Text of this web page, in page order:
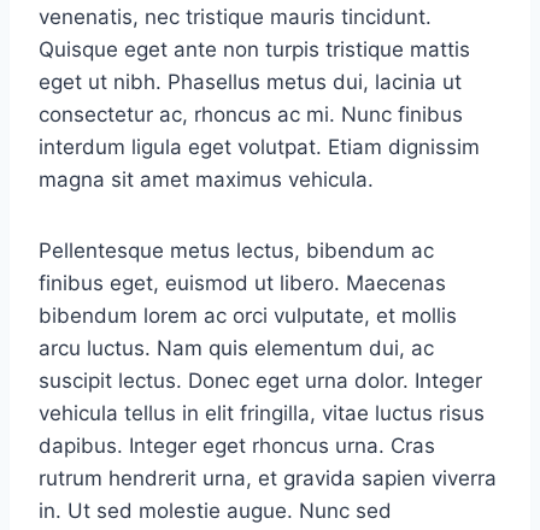
venenatis, nec tristique mauris tincidunt.
Quisque eget ante non turpis tristique mattis
eget ut nibh. Phasellus metus dui, lacinia ut
consectetur ac, rhoncus ac mi. Nunc finibus
interdum ligula eget volutpat. Etiam dignissim
magna sit amet maximus vehicula.
Pellentesque metus lectus, bibendum ac
finibus eget, euismod ut libero. Maecenas
bibendum lorem ac orci vulputate, et mollis
arcu luctus. Nam quis elementum dui, ac
suscipit lectus. Donec eget urna dolor. Integer
vehicula tellus in elit fringilla, vitae luctus risus
dapibus. Integer eget rhoncus urna. Cras
rutrum hendrerit urna, et gravida sapien viverra
in. Ut sed molestie augue. Nunc sed